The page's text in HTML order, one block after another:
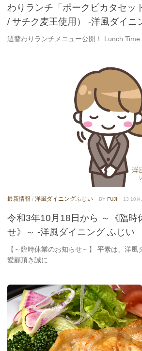
わりランチ「ポークピカタセッ
/ サチク麦王使用） -洋風ダイニ
週替わりランチメニュー公開！ Lunch Time
最新情報 / 洋風ダイニングふじい · BY FUJII · 13 10
令和3年10月18日から ～《臨時
せ》～ -洋風ダイニング ふじい
【～臨時休業のお知らせ～】 平素は、洋
愛顧頂き誠に...